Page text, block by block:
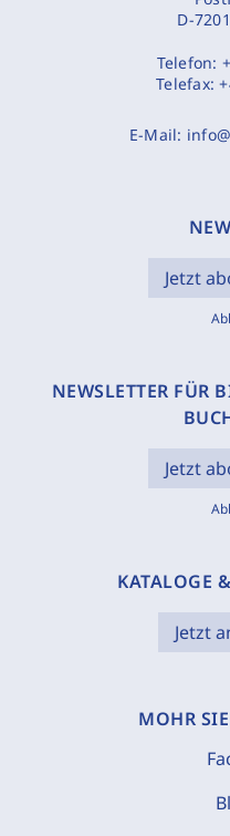
D-
Telefon:
Telefax:
E-Mail:
Jetzt
NEWSLETTER FÜR
Jetzt
KATALOGE
Jetzt
MOHR